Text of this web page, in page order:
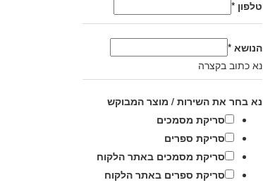
טלפון *
הנושא *
נא כתוב בקצרה
נא בחר את השירות / מוצר המבוקש
סריקת מסמכים
סריקת ספרים
סריקת מסמכים באתר הלקוח
סריקת ספרים באתר הלקוח